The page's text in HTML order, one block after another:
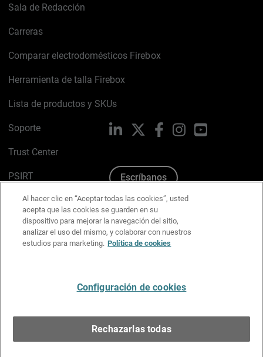
Sala de Redacción
Carreras
Comparar electrodomésticos Firebox
Herramienta de talla Firebox
Lista de productos y SKUs
Soporte
Trust Center
PSIRT
Política de cookies
Política de privacidad
Kit de medios y marca
LinkedIn FacebookInstagramYouTube
Escríbanos
Al hacer clic en “Aceptar todas las cookies”, usted
acepta que las cookies se guarden en su
dispositivo para mejorar la navegación del sitio,
analizar el uso del mismo, y colaborar con nuestros
estudios para marketing. Política de cookies
Configuración de cookies
Rechazarlas todas